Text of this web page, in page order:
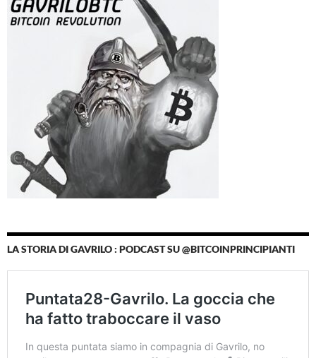
LA STORIA DI GAVRILO : PODCAST SU @BITCOINPRINCIPIANTI